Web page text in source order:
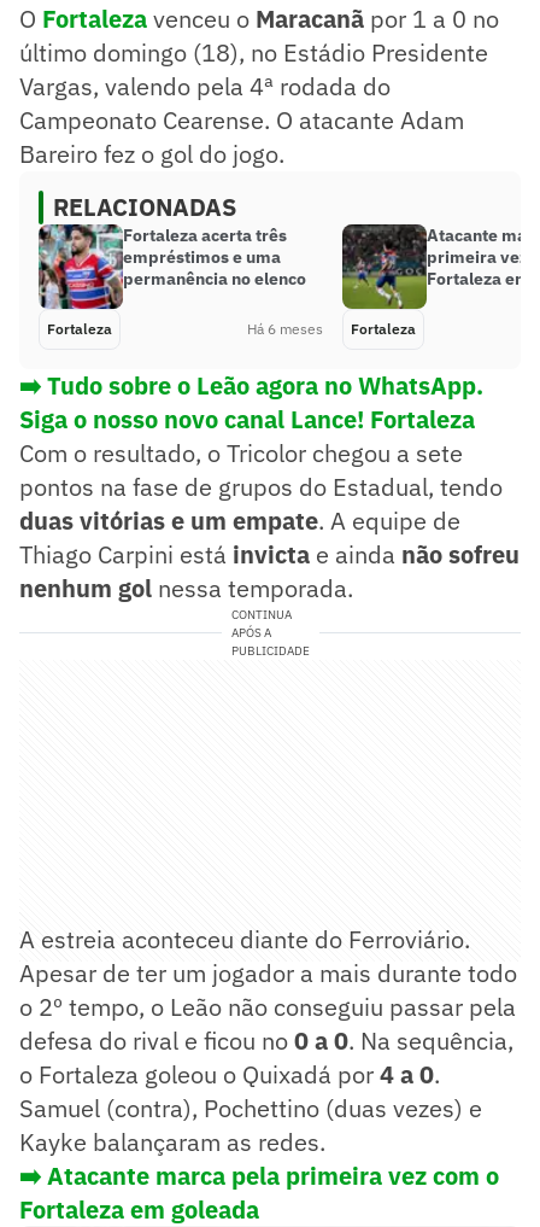
O Fortalezavenceu o Maracanã por 1 a 0 no
último domingo (18), no Estádio Presidente
Vargas, valendo pela 4ª rodada do
Campeonato Cearense. O atacante Adam
Bareiro fez o gol do jogo.
RELACIONADAS
Fortaleza acerta três
empréstimos e uma
permanência no elenco
Fortaleza Há 6 meses
Atacante
primeira vez
Fortaleza em
Fortaleza
➡️ Tudo sobre o Leão agora no WhatsApp.
Siga o nosso novo canal Lance! Fortaleza
Com o resultado, o Tricolor chegou a sete
pontos na fase de grupos do Estadual, tendo
duas vitórias e um empate. A equipe de
Thiago Carpini está invicta e ainda não sofreu
nenhum gol nessa temporada.
CONTINUA
APÓS A
PUBLICIDADE
A estreia aconteceu diante do Ferroviário.
Apesar de ter um jogador a mais durante todo
o 2º tempo, o Leão não conseguiu passar pela
defesa do rival e ficou no0 a 0. Na sequência,
o Fortaleza goleou o Quixadá por4 a 0.
Samuel (contra), Pochettino (duas vezes) e
Kayke balançaram as redes.
➡️ Atacante marca pela primeira vez com o
Fortaleza em goleada